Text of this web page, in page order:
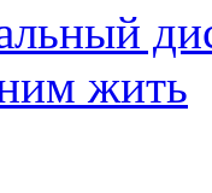
жить